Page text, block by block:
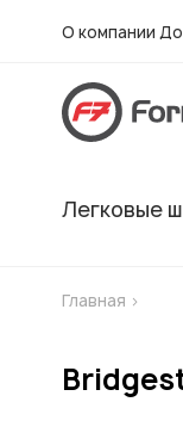
О компании
Легковые
Главная >